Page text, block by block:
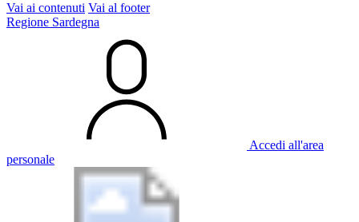
Vai ai contenuti Vai al footer
Regione Sardegna
Accedi all'area
personale